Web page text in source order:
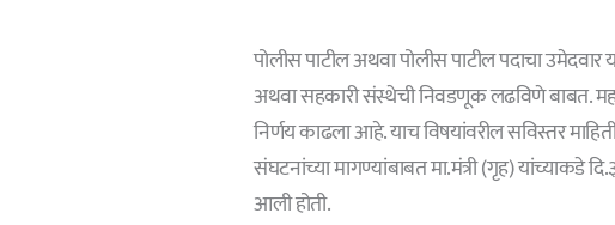
पोलीस पाटील अथवा पोलीस पाटील पदाचा
अथवा सहकारी संस्थेची निवडणूक लढविणे बाबत.
निर्णय काढला आहे. याच विषयांवरील सविस्तर
संघटनांच्या मागण्यांबाबत मा.मंत्री (गृह) यांच्याकडे
आली होती.